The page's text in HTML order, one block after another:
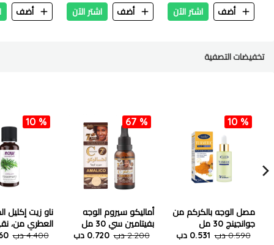
أضف
اشتر الآن
أضف
اشتر الآن
أضف
تخفيضات التصفية
10 %
مصل الوجه بالكركم من
جوانجينج 30 مل
0.590 دب
0.531 دب
67 %
أماليكو سيروم الوجه
بفيتامين سي 30 مل
2.200 دب
0.720 دب
10 %
ناو زيت إكليل
- 30 مل4.400 دب